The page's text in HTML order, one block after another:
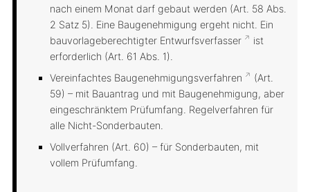
nach einem Monat darf gebaut werden (Art. 58 Abs.
2 Satz 5). Eine Baugenehmigung ergeht nicht. Ein
bauvorlageberechtigter Entwurfsverfasser
ist
erforderlich (Art. 61 Abs. 1).
Vereinfachtes Baugenehmigungsverfahren
(Art.
59) – mit Bauantrag und mit Baugenehmigung, aber
eingeschränktem Prüfumfang. Regelverfahren für
alle Nicht-Sonderbauten.
Vollverfahren (Art. 60) – für Sonderbauten, mit
vollem Prüfumfang.